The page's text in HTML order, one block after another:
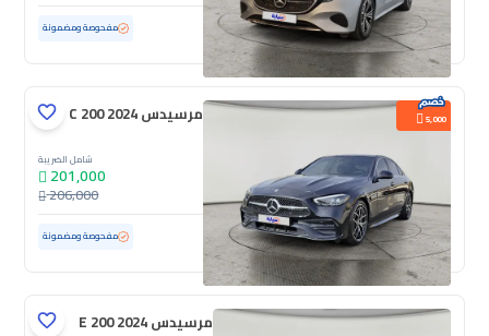
مستعملة 9,901 كم ممشى قليل مفحوصة ومضمونة
5,000 مرسيدس C 200 2024
شامل الضريبة
201,000
206,000
مستعملة 25,001 كم ممشى قليل مفحوصة ومضمونة
مرسيدس E 200 2024